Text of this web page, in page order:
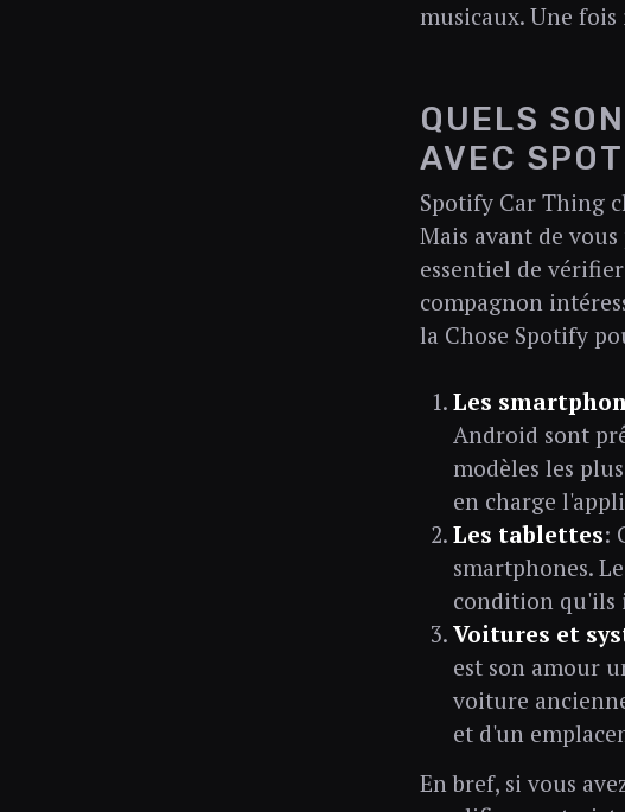
musicaux. Une
QUELS
AVEC
Spotify Car Thing
Mais avant de
essentiel de
compagnon
la Chose Spotify
Les
Android sont
modèles les
en charge
Les tablettes:
smartphones.
condition qu'ils
Voitures et
est son amour
voiture
et d'un
En bref, si vous